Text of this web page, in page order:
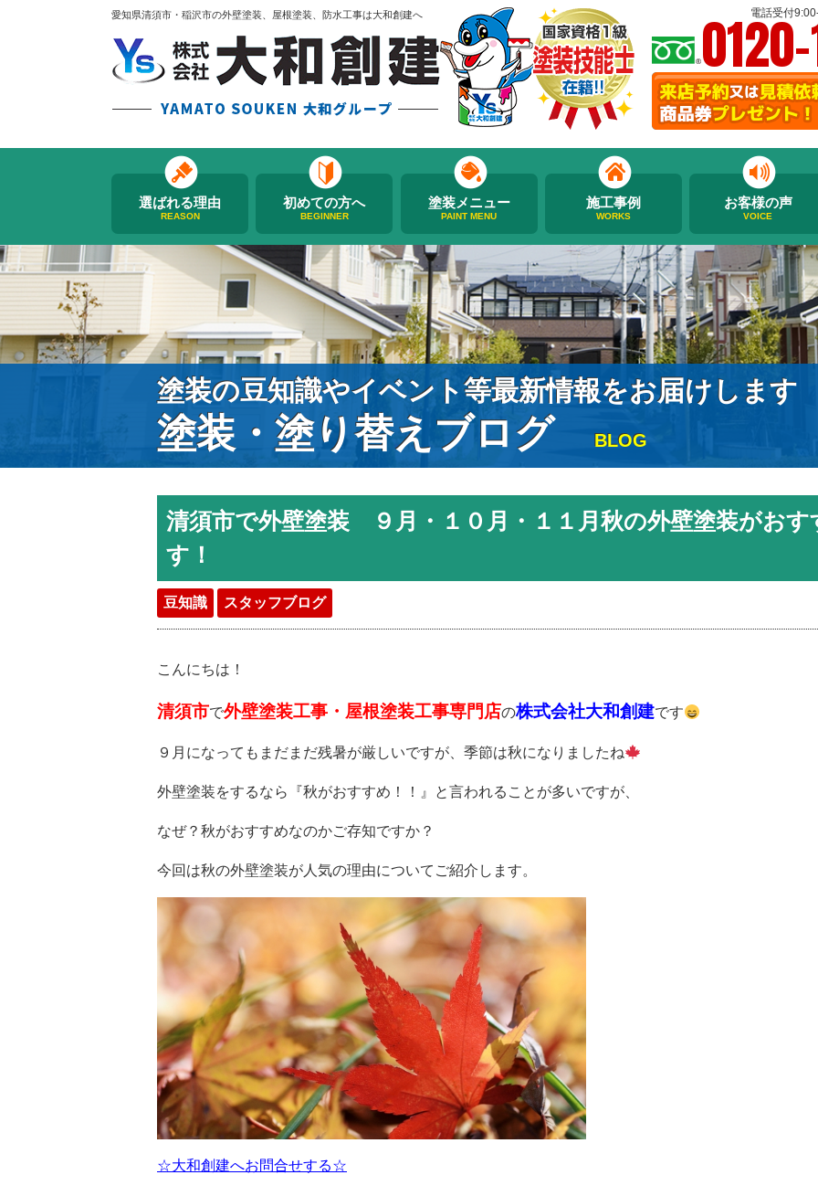
愛知県清須市・稲沢市の外壁塗装、屋根塗装、防水工事は大和創建へ 電話受付
選ばれる理由
REASON
初めての方へ
BEGINNER
塗装メニュー
PAINT MENU
施工事例
WORKS
お客様の声
VOICE
塗装の豆知識やイベント等最新情報をお届けします
塗装・塗り替えブログ BLOG
清須市で外壁塗装 ９月・１０月・１１月秋の外壁塗装がおす
す！
豆知識 スタッフブログ
こんにちは！
清須市で外壁塗装工事・屋根塗装工事専門店の株式会社大和創建です
９月になってもまだまだ残暑が厳しいですが、季節は秋になりましたね
外壁塗装をするなら『秋がおすすめ！！』と言われることが多いですが、
なぜ？秋がおすすめなのかご存知ですか？
今回は秋の外壁塗装が人気の理由についてご紹介します。
☆大和創建へお問合せする☆